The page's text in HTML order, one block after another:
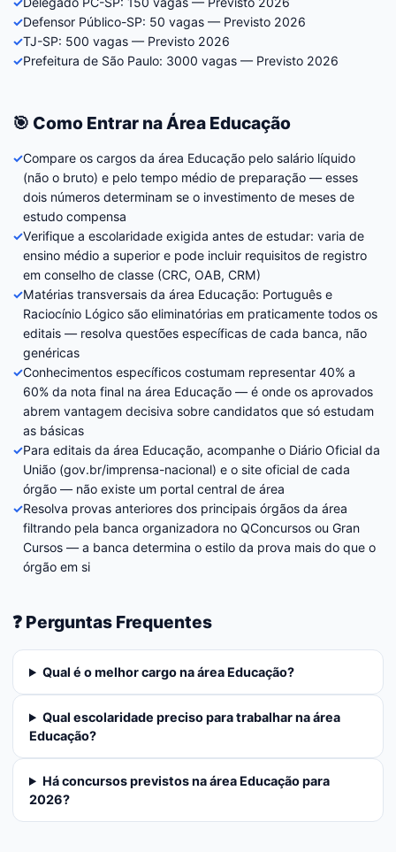
✓Defensor Público-SP: 50 vagas — Previsto 2026
✓TJ-SP: 500 vagas — Previsto 2026
✓Prefeitura de São Paulo: 3000 vagas — Previsto 2026
🎯 Como Entrar na Área Educação
✓Compare os cargos da área Educação pelo salário líquido
(não o bruto) e pelo tempo médio de preparação — esses
dois números determinam se o investimento de meses de
estudo compensa
✓Verifique a escolaridade exigida antes de estudar: varia de
ensino médio a superior e pode incluir requisitos de registro
em conselho de classe (CRC, OAB, CRM)
✓Matérias transversais da área Educação: Português e
Raciocínio Lógico são eliminatórias em praticamente todos os
editais — resolva questões específicas de cada banca, não
genéricas
✓Conhecimentos específicos costumam representar 40% a
60% da nota final na área Educação — é onde os aprovados
abrem vantagem decisiva sobre candidatos que só estudam
as básicas
✓Para editais da área Educação, acompanhe o Diário Oficial da
União (gov.br/imprensa-nacional) e o site oficial de cada
órgão — não existe um portal central de área
✓Resolva provas anteriores dos principais órgãos da área
filtrando pela banca organizadora no QConcursos ou Gran
Cursos — a banca determina o estilo da prova mais do que o
órgão em si
❓ Perguntas Frequentes
Qual é o melhor cargo na área Educação?
Qual escolaridade preciso para trabalhar na área
Educação?
Há concursos previstos na área Educação para
2026?